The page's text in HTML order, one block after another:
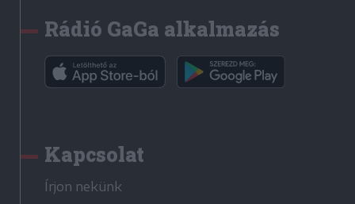
Rádió GaGa alkalmazás
Kapcsolat
Írjon nekünk